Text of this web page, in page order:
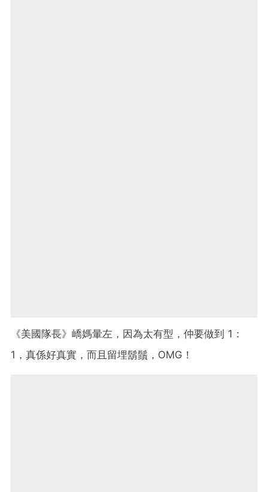
《美國隊長》嶠媽暈左，因為太有型，仲要做到 1：
1，真係好真實，而且留埋鬍鬚，OMG！